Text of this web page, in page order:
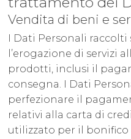
Vendita di beni e
I Dati Personali
l’erogazione di servizi
prodotti, inclusi il
consegna. I Dati
perfezionare il
relativi alla carta di
utilizzato per il